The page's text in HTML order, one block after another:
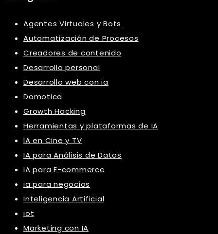
Agentes Virtuales y Bots
Automatización de Procesos
Creadores de contenido
Desarrollo personal
Desarrollo web con ia
Domotica
Growth Hacking
Herramientas y plataformas de IA
IA en Cine y TV
IA para Análisis de Datos
IA para E-commerce
ia para negocios
Inteligencia Artificial
iot
Marketing con IA